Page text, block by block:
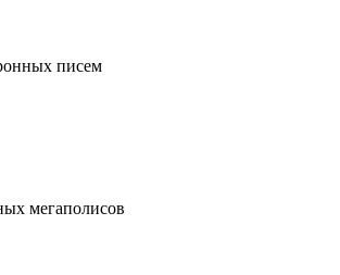
писем
мегаполисов